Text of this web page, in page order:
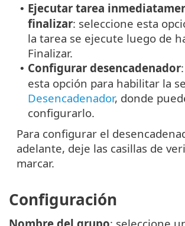
• Ejecutar tarea
finalizar: seleccione esta
la tarea se ejecute luego de
Finalizar.
• Configurar desencadenador
esta opción para habilitar la
Desencadenador, donde
configurarlo.
Para configurar el
adelante, deje las casillas de
marcar.
Configuración